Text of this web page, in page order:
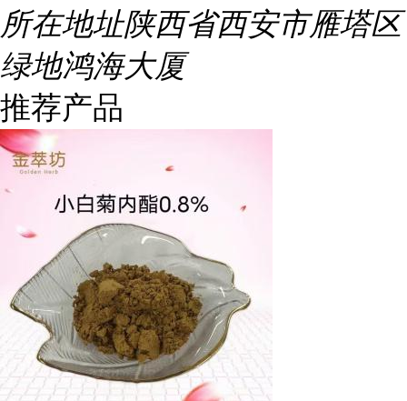
所在地址陕西省西安市雁塔区
绿地鸿海大厦
推荐产品